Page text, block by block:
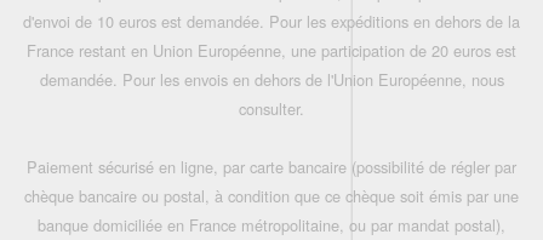
d'envoi de 10 euros est demandée. Pour les expéditions en dehors de la
France restant en Union Européenne, une participation de 20 euros est
demandée. Pour les envois en dehors de l'Union Européenne, nous
consulter.
Paiement sécurisé en ligne, par carte bancaire (possibilité de régler par
chèque bancaire ou postal, à condition que ce chèque soit émis par une
banque domiciliée en France métropolitaine, ou par mandat postal),